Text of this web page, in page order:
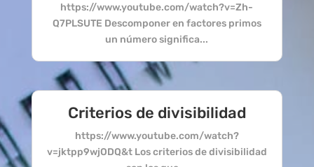
https://www.youtube.com/watch?v=Zh-
Q7PLSUTE Descomponer en factores primos
un número significa...
Criterios de divisibilidad
https://www.youtube.com/watch?
v=jktpp9wjODQ&t Los criterios de divisibilidad